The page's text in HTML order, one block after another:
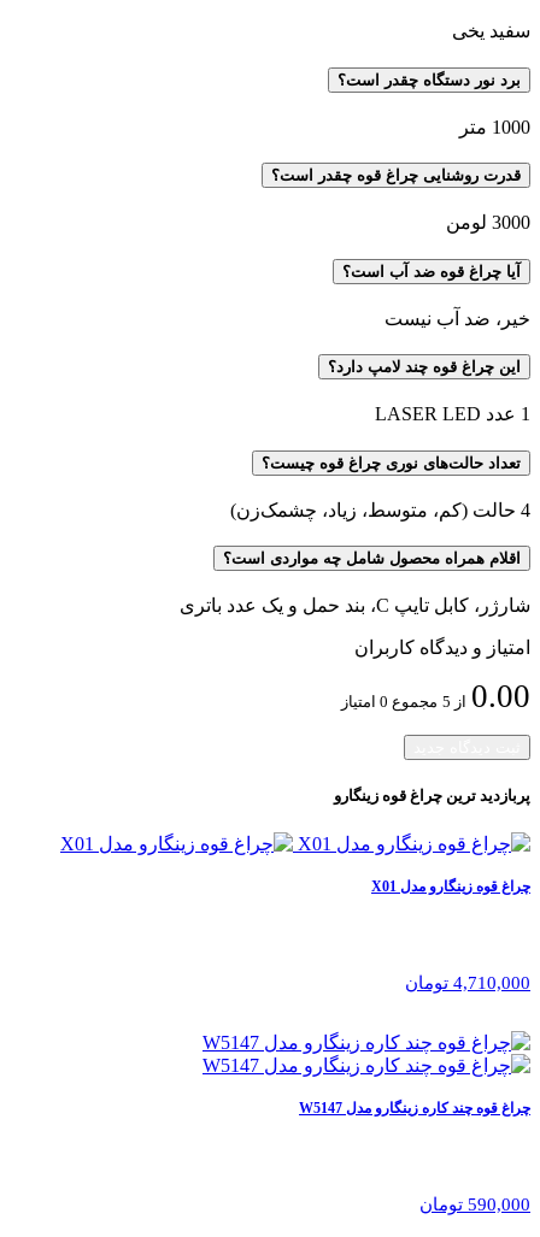
سفید یخی
برد نور دستگاه چقدر است؟
1000 متر
قدرت روشنایی چراغ قوه چقدر است؟
3000 لومن
آیا چراغ قوه ضد آب است؟
خیر، ضد آب نیست
این چراغ قوه چند لامپ دارد؟
1 عدد LASER LED
تعداد حالت‌های نوری چراغ قوه چیست؟
4 حالت (کم، متوسط، زیاد، چشمک‌زن)
اقلام همراه محصول شامل چه مواردی است؟
شارژر، کابل تایپ C، بند حمل و یک عدد باتری
امتیاز و دیدگاه کاربران
0.00 از 5 مجموع 0 امتیاز
پربازدید ترین چراغ قوه زینگارو
چراغ قوه زینگارو مدل X01
4,710,000 تومان
چراغ قوه چند کاره زینگارو مدل W5147
590,000 تومان